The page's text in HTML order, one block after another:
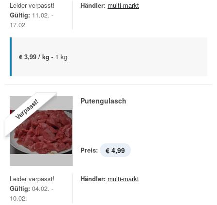
Leider verpasst!
Gültig: 11.02. -
17.02.
Händler: multi-markt
€ 3,99 / kg - 1 kg
Verpasst! Putengulasch
Preis: € 4,99
Leider verpasst!
Gültig: 04.02. -
10.02.
Händler: multi-markt